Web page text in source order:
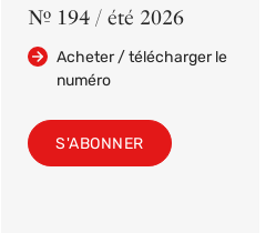
Nº 194 / été 2026
Acheter / télécharger le
numéro
S'ABONNER